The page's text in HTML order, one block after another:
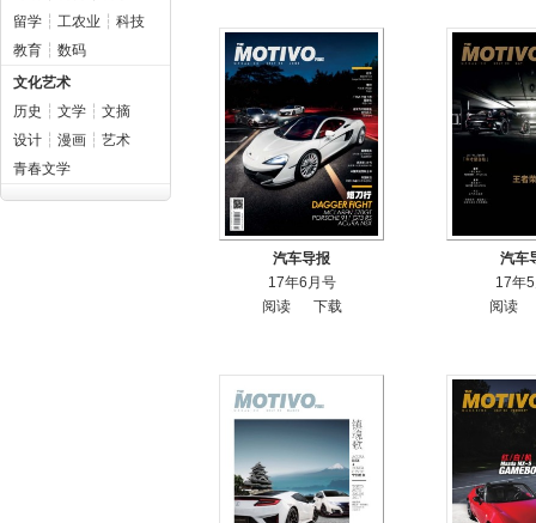
留学 ┆ 工农业 ┆ 科技
教育 ┆ 数码
文化艺术
历史 ┆ 文学 ┆ 文摘
设计 ┆ 漫画 ┆ 艺术
青春文学
汽车导报
17年6月号
阅读
下载
汽车
17年
阅读